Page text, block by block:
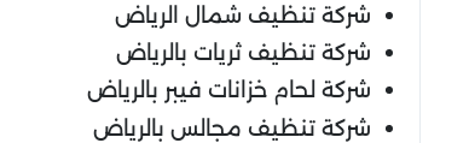
شركة تنظيف شمال الرياض
شركة تنظيف ثريات بالرياض
شركة لحام خزانات فيبر بالرياض
شركة تنظيف مجالس بالرياض